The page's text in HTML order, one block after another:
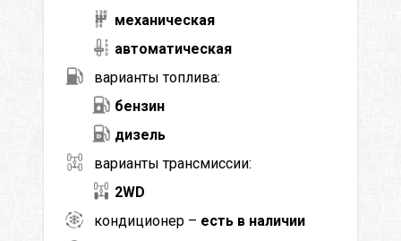
механическая
автоматическая
варианты топлива:
бензин
дизель
варианты трансмиссии:
2WD
кондиционер – есть в наличии